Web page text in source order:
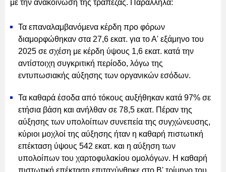
με την ανακοίνωση της τράπεζας. Παράλληλα:
Τα επαναλαμβανόμενα κέρδη προ φόρων
διαμορφώθηκαν στα 27,6 εκατ. για το Α' εξάμηνο του
2025 σε σχέση με κέρδη ύψους 1,6 εκατ. κατά την
αντίστοιχη συγκριτική περίοδο, λόγω της
εντυπωσιακής αύξησης των οργανικών εσόδων.
Τα καθαρά έσοδα από τόκους αυξήθηκαν κατά 97% σε
ετήσια βάση και ανήλθαν σε 78,5 εκατ. Πέραν της
αύξησης των υπολοίπων συνεπεία της συγχώνευσης,
κύριοι μοχλοί της αύξησης ήταν η καθαρή πιστωτική
επέκταση ύψους 542 εκατ. και η αύξηση των
υπολοίπων του χαρτοφυλακίου ομολόγων. Η καθαρή
πιστωτική επέκταση επιταχύνθηκε στο Β' τρίμηνο του